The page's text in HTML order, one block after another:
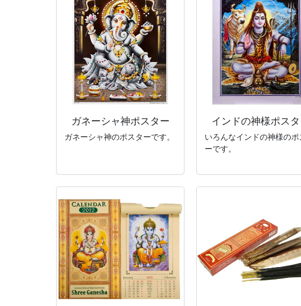
ガネーシャ神ポスター
ガネーシャ神のポスターです。
インドの神様ポス
いろんなインドの神様のポ
ーです。